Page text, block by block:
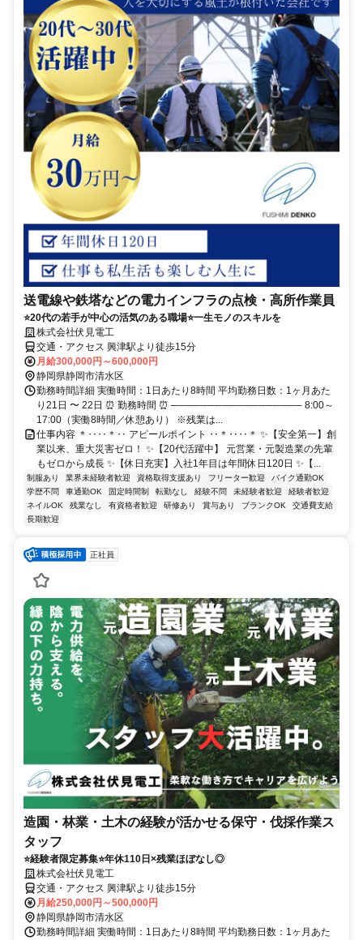
送電線や鉄塔などの電力インフラの点検・高所作業員
⭐️20代の若手が中心の活気のある職場⭐️一生モノのスキルを
株式会社伏見電工
交通・アクセス 興津駅より徒歩15分
月給300,000円～600,000円
静岡県静岡市清水区
勤務時間詳細 実働時間：1日あたり8時間 平均勤務日数：1ヶ月あた
り21日 〜 22日 ⏰ 勤務時間 ⏰ ────────────────── 8:00～
17:00（実働8時間／休憩あり） ※残業は...
仕事内容 ＊‥‥＊‥ アピールポイント ‥＊‥‥＊ ✨【安全第一】創
業以来、重大災害ゼロ！ ✨【20代活躍中】 元営業・元製造業の先輩
もゼロから成長 ✨【休日充実】入社1年目は年間休日120日 ✨【...
制服あり 業界未経験者歓迎 資格取得支援あり フリーター歓迎
バイク通勤OK
学歴不問
車通勤OK 固定時間制 転勤なし 経験不問 未経験者歓迎
経験者歓迎
ネイルOK
残業なし 有資格者歓迎 研修あり 賞与あり ブランクOK
交通費支給
長期歓迎
正社員
造園・林業・土木の経験が活かせる保守・伐採作業ス
タッフ
⭐️経験者限定募集⭐️年休110日×残業ほぼなし◎
株式会社伏見電工
交通・アクセス 興津駅より徒歩15分
月給250,000円～500,000円
静岡県静岡市清水区
勤務時間詳細 実働時間：1日あたり8時間 平均勤務日数：1ヶ月あた